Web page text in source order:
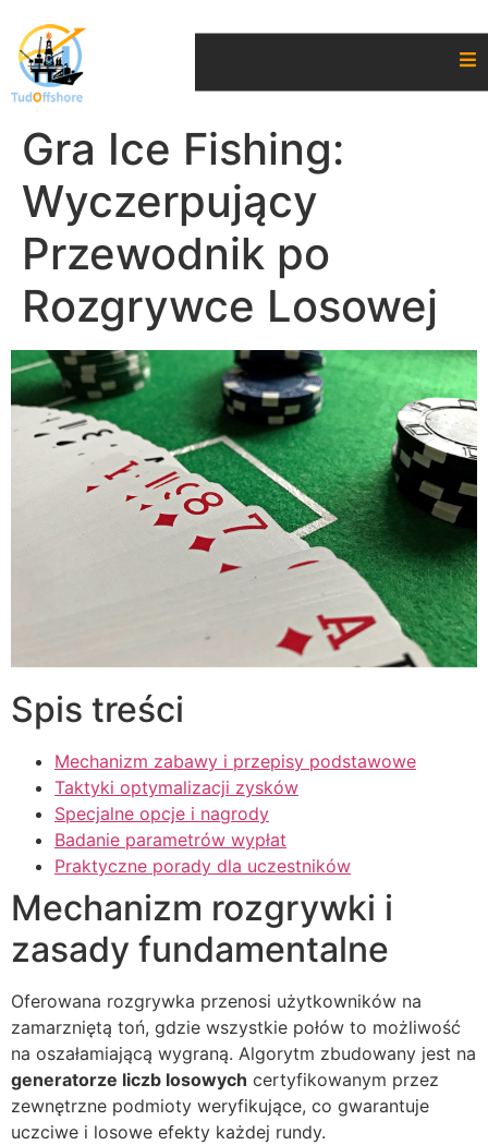
Gra Ice Fishing:
Wyczerpujący
Przewodnik po
Rozgrywce Losowej
Spis treści
Mechanizm zabawy i przepisy podstawowe
Taktyki optymalizacji zysków
Specjalne opcje i nagrody
Badanie parametrów wypłat
Praktyczne porady dla uczestników
Mechanizm rozgrywki i
zasady fundamentalne
Oferowana rozgrywka przenosi użytkowników na
zamarzniętą toń, gdzie wszystkie połów to możliwość
na oszałamiającą wygraną. Algorytm zbudowany jest na
generatorze liczb losowych certyfikowanym przez
zewnętrzne podmioty weryfikujące, co gwarantuje
uczciwe i losowe efekty każdej rundy.